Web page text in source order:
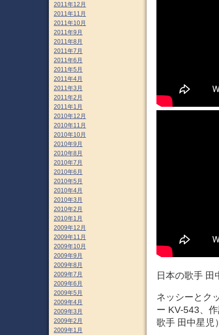
日本の歌手 田
ネッシーとク
ー KV-543、
歌手 田中星児
2011年12月
2011年11月
2011年10月
2011年9月
2011年8月
2011年7月
2011年6月
2011年5月
2011年4月
2011年3月
2011年2月
2011年1月
2010年12月
2010年11月
2010年10月
2010年9月
2010年8月
2010年7月
2010年6月
2010年5月
2010年4月
2010年3月
2010年2月
2010年1月
2009年12月
2009年11月
2009年10月
2009年9月
2009年8月
2009年7月
2009年6月
2009年5月
2009年4月
2009年3月
2009年2月
2009年1月